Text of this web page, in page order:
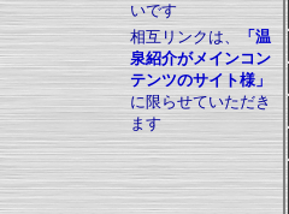
いです
相互リンクは、
「温
泉紹介がメインコン
テンツのサイト様」
に限らせていただき
ます